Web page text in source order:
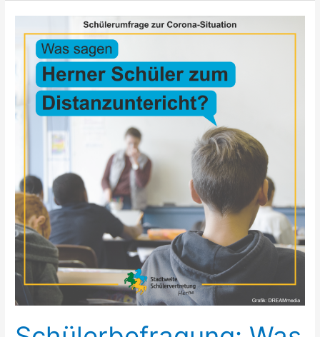
Schülerbefragung:
sagen
Herner
Schüler
zum
Distanzunterricht?